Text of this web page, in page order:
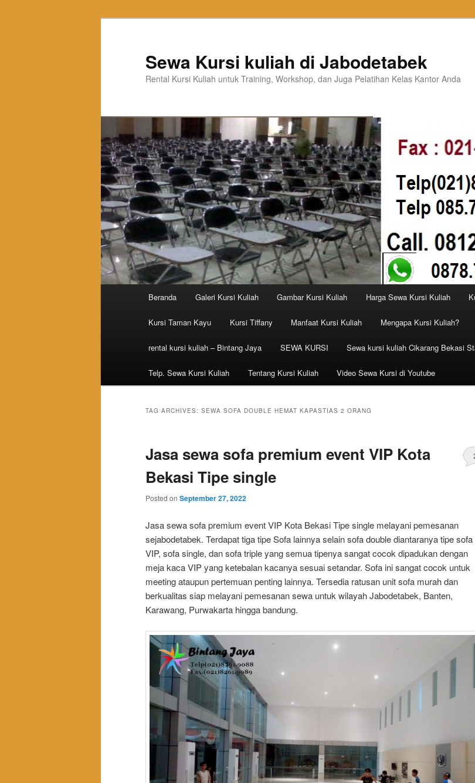
Sewa Kursi kuliah di Jabodetabek
Rental Kursi Kuliah untuk Training, Workshop, dan Juga Pelatihan Kelas Kantor Anda
Skip to primary content
Skip to secondary content
Beranda Galeri Kursi Kuliah Gambar Kursi Kuliah Harga Sewa Kursi Kuliah
Kursi Taman Kayu Kursi Tiffany Manfaat Kursi Kuliah Mengapa Kursi Kuliah?
rental kursi kuliah – Bintang Jaya SEWA KURSI Sewa kursi kuliah Cikarang Bekasi
Telp. Sewa Kursi Kuliah Tentang Kursi Kuliah Video Sewa Kursi di Youtube
TAG ARCHIVES: SEWA SOFA DOUBLE HEMAT KAPASTIAS 2 ORANG
Jasa sewa sofa premium event VIP Kota
Bekasi Tipe single
Posted on September 27, 2022
Jasa sewa sofa premium event VIP Kota Bekasi Tipe single melayani pemesanan
sejabodetabek. Terdapat tiga tipe Sofa lainnya selain sofa double diantaranya tipe sofa
VIP, sofa single, dan sofa triple yang semua tipenya sangat cocok dipadukan dengan
meja kaca VIP yang ketebalan kacanya sesuai setandar. Sofa ini sangat cocok untuk
meeting ataupun pertemuan penting lainnya. Tersedia ratusan unit sofa murah dan
berkualitas siap melayani pemesanan sewa untuk wilayah Jabodetabek, Banten,
Karawang, Purwakarta hingga bandung.